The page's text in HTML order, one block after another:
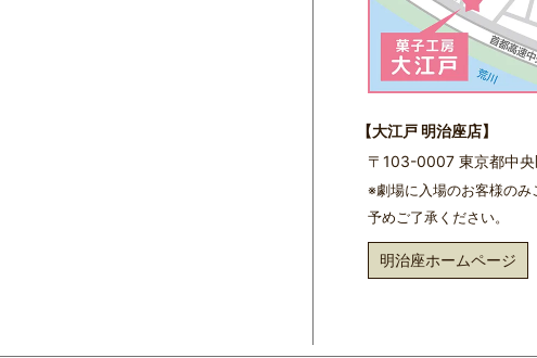
【大江戸 明治座店】
〒103-0007 東京都中央
※劇場に入場のお客様のみ
予めご了承ください。
明治座ホームページ